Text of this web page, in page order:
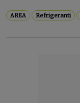
AREA Refrigeranti